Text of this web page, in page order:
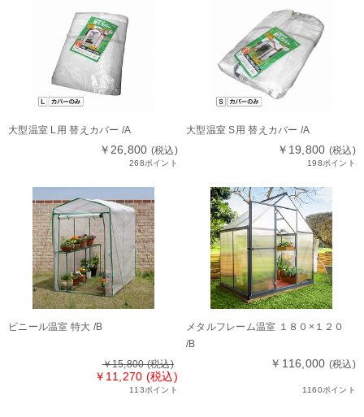
大型温室 L用 替えカバー /A
￥26,800 (税込)
268ポイント
大型温室 S用 替えカバー /A
￥19,800 (税込)
198ポイント
ビニール温室 特大 /B
￥15,800(税込)
￥11,270 (税込)
113ポイント
メタルフレーム温室 １８０×１２０
/B
￥116,000 (税込)
1160ポイント